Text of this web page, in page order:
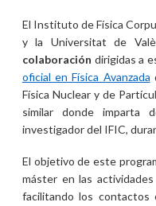
El Instituto de Física
y la Universitat de
colaboración dirigidas a
oficial en Física Avanzada
Física Nuclear y de
similar donde imparta
investigador del IFIC,
El objetivo de este
máster en las
facilitando los contactos